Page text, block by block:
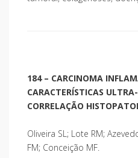
184 – CARCINOMA
CARACTERÍSTICAS
CORRELAÇÃO
Oliveira SL; Lote RM;
FM; Conceição MF.